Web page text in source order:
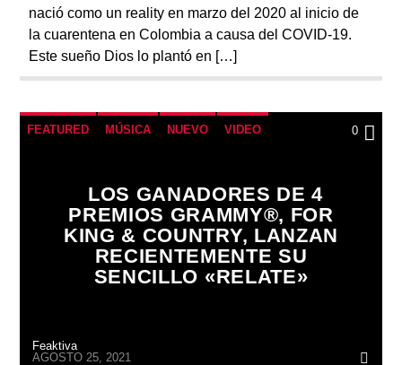
nació como un reality en marzo del 2020 al inicio de
la cuarentena en Colombia a causa del COVID-19.
Este sueño Dios lo plantó en […]
FEATURED MÚSICA NUEVO VIDEO 0
LOS GANADORES DE 4
PREMIOS GRAMMY®, FOR
KING & COUNTRY, LANZAN
RECIENTEMENTE SU
SENCILLO «RELATE»
Feaktiva
AGOSTO 25, 2021